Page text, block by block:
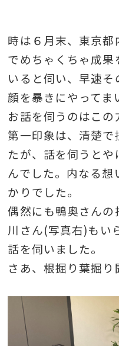
時は６月末、東京
でめちゃくちゃ成
いると伺い、早速
顔を暴きにやってま
お話を伺うのはこ
第一印象は、清楚
たが、話を伺うと
んでした。内なる
かりでした。
偶然にも鴨奥さん
川さん(写真右)もい
話を伺いました。
さあ、根掘り葉掘り